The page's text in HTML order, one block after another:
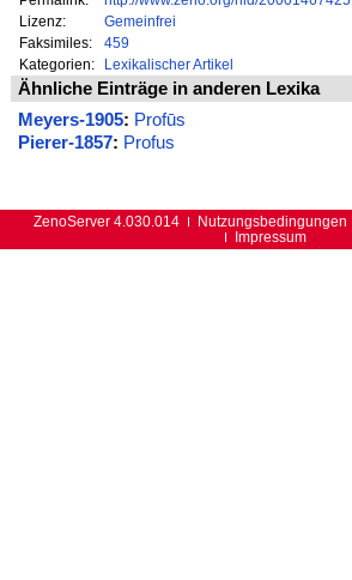
Lizenz:
Gemeinfrei
Faksimiles:
459
Kategorien:
Lexikalischer Artikel
Ähnliche Einträge in anderen Lexika
Meyers-1905: Profūs
Pierer-1857: Profus
ZenoServer 4.030.014 Nutzungsbedingungen
Impressum